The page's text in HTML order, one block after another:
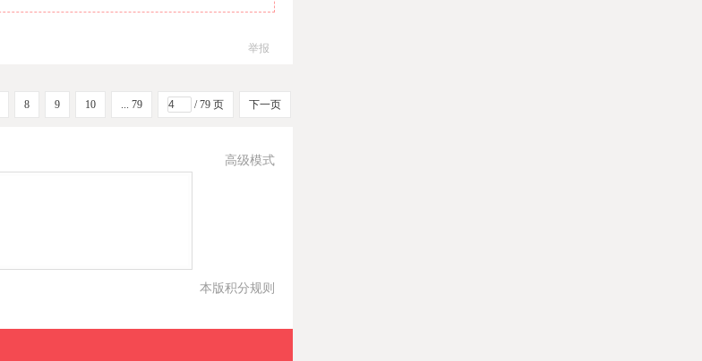
举报
8 9 10 ... 79 / 79 页 下一页
高级模式
本版积分规则